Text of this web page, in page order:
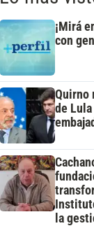
¡Mirá
con
Quirno
de
la